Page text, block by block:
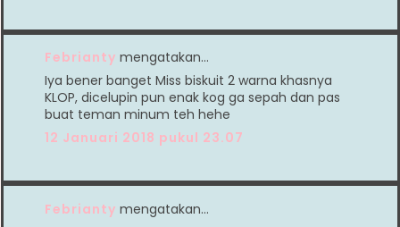
Febrianty mengatakan…
Iya bener banget Miss biskuit 2 warna khasnya
KLOP, dicelupin pun enak kog ga sepah dan pas
buat teman minum teh hehe
12 Januari 2018 pukul 23.07
Febrianty mengatakan…